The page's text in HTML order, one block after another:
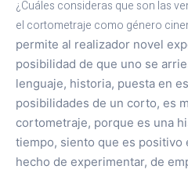
¿Cuáles consideras que son las
el cortometraje como género
permite al realizador novel
posibilidad de que uno se
lenguaje, historia, puesta en
posibilidades de un corto, es
cortometraje, porque es una
tiempo, siento que es positivo
hecho de experimentar, de